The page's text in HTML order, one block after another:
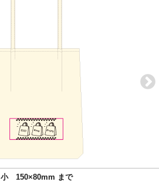
小 150×80mm まで
大 200×80mm まで